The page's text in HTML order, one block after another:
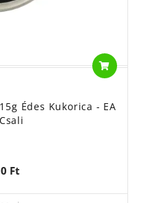
Édes Kukorica - EA
Ft